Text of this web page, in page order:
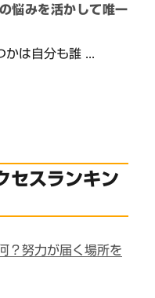
悩みを活かして唯一
は自分も誰 ...
セスランキン
？努力が届く場所を